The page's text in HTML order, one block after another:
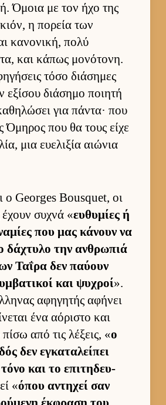
Όμοια με τον ήχο της
η πορεία των
κανονική, πολύ
και κάπως μονότονη.
τόσο διάσημες
εξίσου διάσημο ποι­ητή
για πάντα· που
Όμηρος που θα τους είχε
μια ευ­ελιξία αιώνια
ο Georges Bousquet, οι
συχνά «ευ­θυμίες ή
που μας κάνουν να
δάχτυλο την αν­θρωπιά
Ταΐρα δεν παύ­ουν
και ψυχροί».
αφηγητής αφήνει
ένα αόριστο και
από τις λέξεις, «ο
δεν εγκαταλεί­πει
και το επιτηδευ­
«όπου αντηχεί σαν